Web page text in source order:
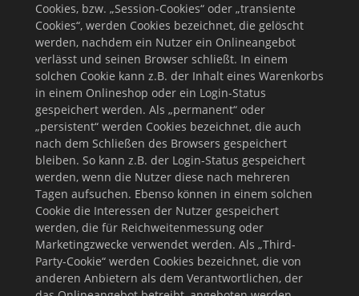
Cookies, bzw. „Session-Cookies“ oder „transiente
Cookies“, werden Cookies bezeichnet, die gelöscht
werden, nachdem ein Nutzer ein Onlineangebot
verlässt und seinen Browser schließt. In einem
solchen Cookie kann z.B. der Inhalt eines Warenkorbs
in einem Onlineshop oder ein Login-Status
gespeichert werden. Als „permanent“ oder
„persistent“ werden Cookies bezeichnet, die auch
nach dem Schließen des Browsers gespeichert
bleiben. So kann z.B. der Login-Status gespeichert
werden, wenn die Nutzer diese nach mehreren
Tagen aufsuchen. Ebenso können in einem solchen
Cookie die Interessen der Nutzer gespeichert
werden, die für Reichweitenmessung oder
Marketingzwecke verwendet werden. Als „Third-
Party-Cookie“ werden Cookies bezeichnet, die von
anderen Anbietern als dem Verantwortlichen, der